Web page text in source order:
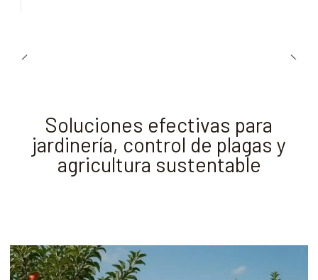
Soluciones efectivas para
jardinería, control de plagas y
agricultura sustentable